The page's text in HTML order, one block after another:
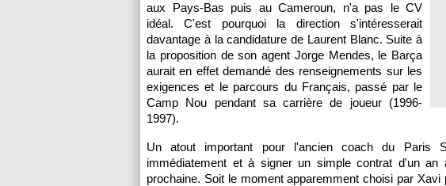
aux Pays-Bas puis au Cameroun, n'a pas le CV
idéal. C'est pourquoi la direction s'intéresserait
davantage à la candidature de Laurent Blanc. Suite à
la proposition de son agent Jorge Mendes, le Barça
aurait en effet demandé des renseignements sur les
exigences et le parcours du Français, passé par le
Camp Nou pendant sa carrière de joueur (1996-
1997).
Un atout important pour l'ancien coach du Paris
immédiatement et à signer un simple contrat d'un an
prochaine. Soit le moment apparemment choisi par